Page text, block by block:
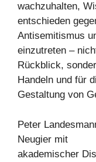
wachzuhalten,
entschieden
Antisemitismus
einzutreten –
Rückblick,
Handeln und für
Gestaltung von
Peter
Neugier mit
akademischer